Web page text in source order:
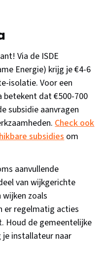
Via de ISDE
Energie) krijg je €4-6
isolatie. Voor een
betekent dat €500-700
subsidie aanvragen
Check ook
subsidiesom
aanvullende
van wijkgerichte
zoals
er regelmatig acties
Houd de gemeentelijke
installateur naar